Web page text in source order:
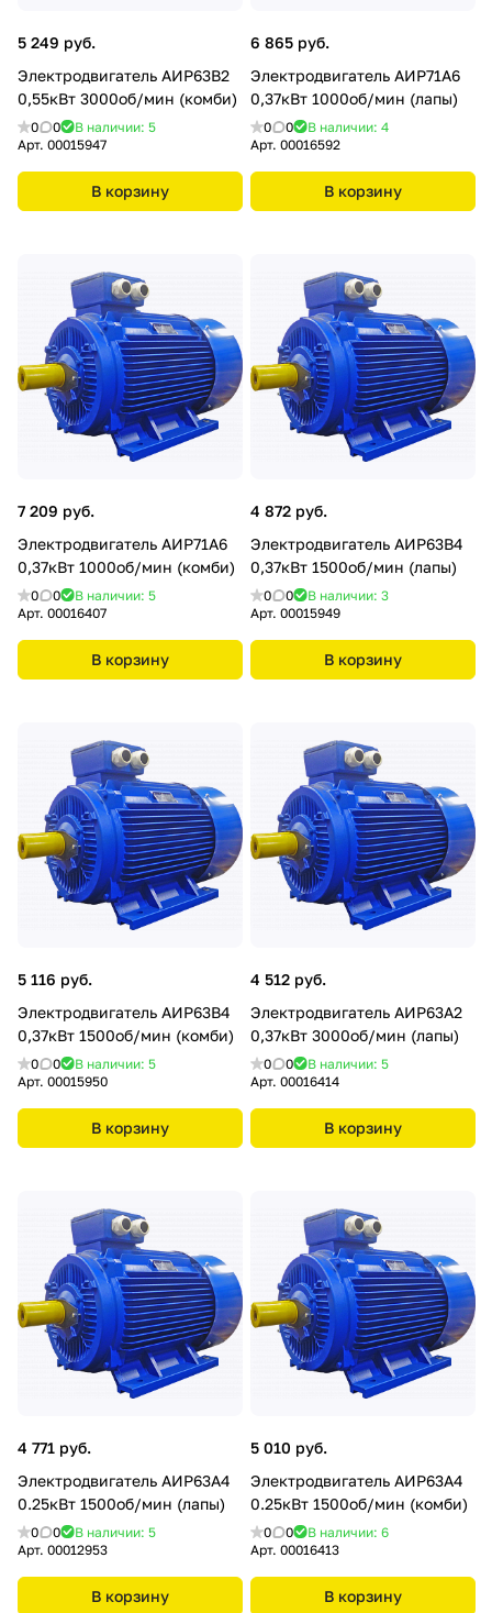
5 249 руб.
Электродвигатель АИР63В2
0,55кВт 3000об/мин (комби)
0 0
В наличии: 5
Арт. 00015947
В корзину
6 865 руб.
Электродвигатель АИР71А6
0,37кВт 1000об/мин (лапы)
0 0
В наличии: 4
Арт. 00016592
В корзину
7 209 руб.
Электродвигатель АИР71А6
0,37кВт 1000об/мин (комби)
0 0
В наличии: 5
Арт. 00016407
В корзину
4 872 руб.
Электродвигатель АИР63В4
0,37кВт 1500об/мин (лапы)
0 0
В наличии: 3
Арт. 00015949
В корзину
5 116 руб.
Электродвигатель АИР63В4
0,37кВт 1500об/мин (комби)
0 0
В наличии: 5
Арт. 00015950
В корзину
4 512 руб.
Электродвигатель АИР63А2
0,37кВт 3000об/мин (лапы)
0 0
В наличии: 5
Арт. 00016414
В корзину
4 771 руб.
Электродвигатель АИР63А4
0.25кВт 1500об/мин (лапы)
0 0
В наличии: 5
Арт. 00012953
В корзину
5 010 руб.
Электродвигатель АИР63А4
0.25кВт 1500об/мин (комби)
0 0
В наличии: 6
Арт. 00016413
В корзину